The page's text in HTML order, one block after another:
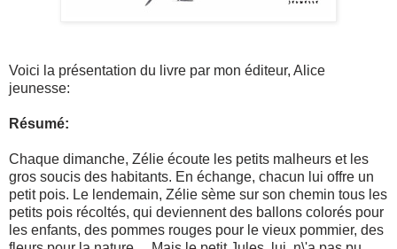
Voici la présentation du livre par mon éditeur, Alice
jeunesse:
Résumé:
Chaque dimanche, Zélie écoute les petits malheurs et les
gros soucis des habitants. En échange, chacun lui offre un
petit pois. Le lendemain, Zélie sème sur son chemin tous les
petits pois récoltés, qui deviennent des ballons colorés pour
les enfants, des pommes rouges pour le vieux pommier, des